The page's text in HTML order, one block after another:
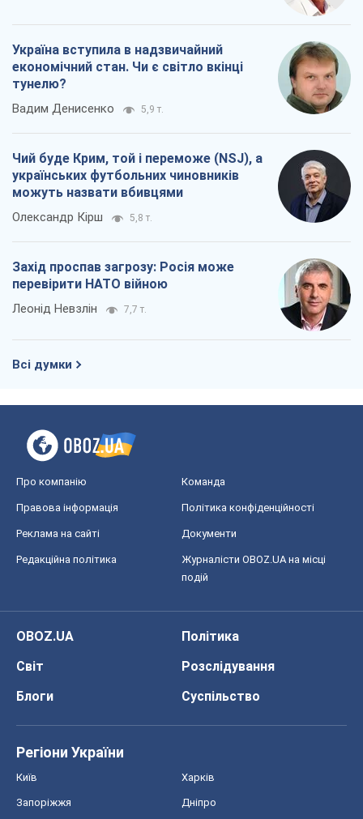
Україна вступила в надзвичайний
економічний стан. Чи є світло вкінці
тунелю?
Вадим Денисенко 5,9 т.
Чий буде Крим, той і переможе (NSJ), а
українських футбольних чиновників
можуть назвати вбивцями
Олександр Кірш 5,8 т.
Захід проспав загрозу: Росія може
перевірити НАТО війною
Леонід Невзлін 7,7 т.
Всі думки
Про компанію Команда
Правова інформація Політика конфіденційності
Реклама на сайті Документи
Редакційна політика
Журналісти OBOZ.UA на місці
подій
OBOZ.UA
Політика
Світ
Розслідування
Блоги
Суспільство
Регіони України
Київ Харків
Запоріжжя Дніпро